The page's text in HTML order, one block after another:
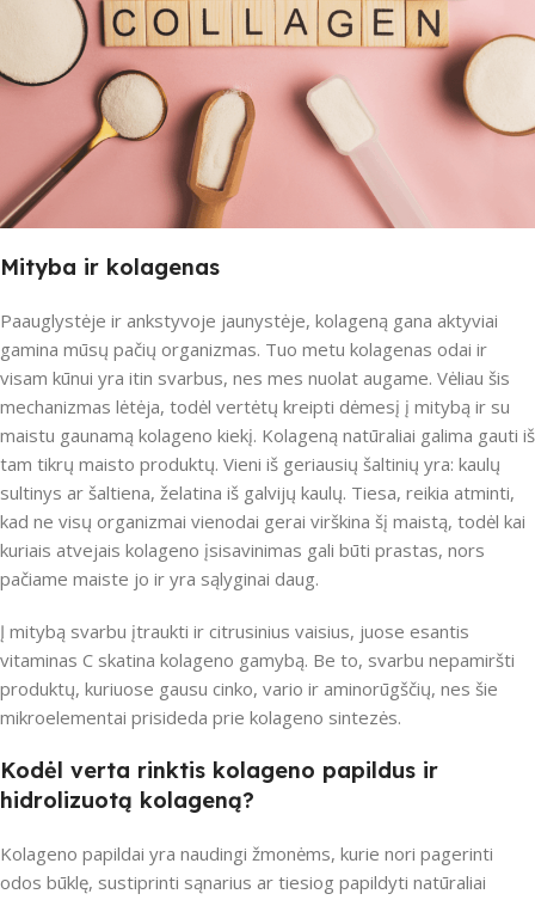
Mityba ir kolagenas
Paauglystėje ir ankstyvoje jaunystėje, kolageną gana aktyviai
gamina mūsų pačių organizmas. Tuo metu kolagenas odai ir
visam kūnui yra itin svarbus, nes mes nuolat augame. Vėliau šis
mechanizmas lėtėja, todėl vertėtų kreipti dėmesį į mitybą ir su
maistu gaunamą kolageno kiekį. Kolageną natūraliai galima gauti iš
tam tikrų maisto produktų. Vieni iš geriausių šaltinių yra: kaulų
sultinys ar šaltiena, želatina iš galvijų kaulų. Tiesa, reikia atminti,
kad ne visų organizmai vienodai gerai virškina šį maistą, todėl kai
kuriais atvejais kolageno įsisavinimas gali būti prastas, nors
pačiame maiste jo ir yra sąlyginai daug.
Į mitybą svarbu įtraukti ir citrusinius vaisius, juose esantis
vitaminas C skatina kolageno gamybą. Be to, svarbu nepamiršti
produktų, kuriuose gausu cinko, vario ir aminorūgščių, nes šie
mikroelementai prisideda prie kolageno sintezės.
Kodėl verta rinktis kolageno papildus ir
hidrolizuotą kolageną?
Kolageno papildai yra naudingi žmonėms, kurie nori pagerinti
odos būklę, sustiprinti sąnarius ar tiesiog papildyti natūraliai